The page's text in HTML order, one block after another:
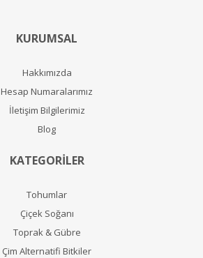
KURUMSAL
Hakkımızda
Hesap Numaralarımız
İletişim Bilgilerimiz
Blog
KATEGORİLER
Tohumlar
Çiçek Soğanı
Toprak & Gübre
Çim Alternatifi Bitkiler